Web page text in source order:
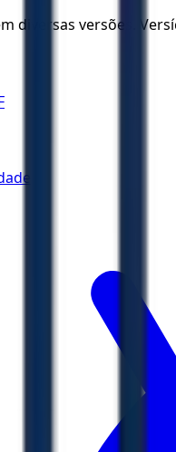
diversas versões.